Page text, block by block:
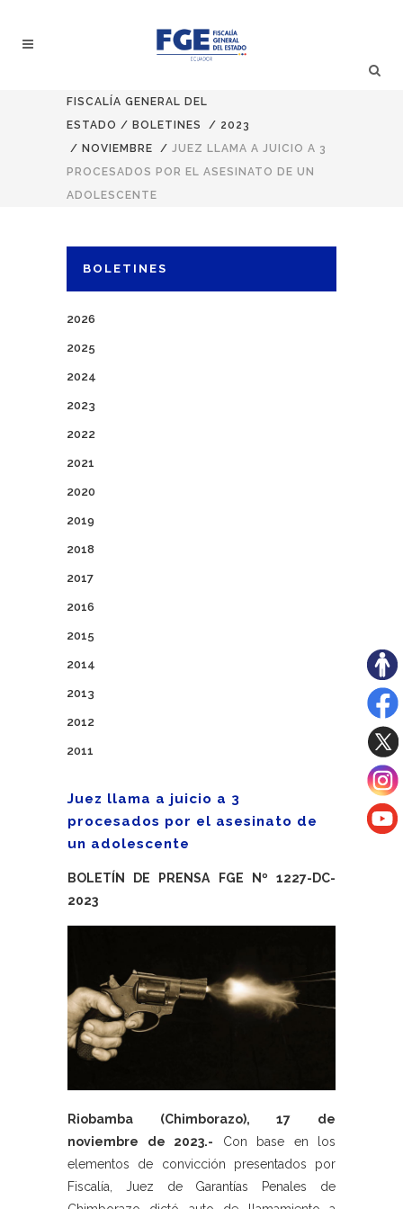
FISCALÍA GENERAL DEL
ESTADO / BOLETINES / 2023
/ NOVIEMBRE / JUEZ LLAMA A JUICIO A 3
PROCESADOS POR EL ASESINATO DE UN
ADOLESCENTE
BOLETINES
2026
2025
2024
2023
2022
2021
2020
2019
2018
2017
2016
2015
2014
2013
2012
2011
Juez llama a juicio a 3
procesados por el asesinato de
un adolescente
BOLETÍN DE PRENSA FGE Nº 1227-DC-
2023
Riobamba (Chimborazo), 17 de
noviembre de 2023.- Con base en los
elementos de convicción presentados por
Fiscalía, Juez de Garantías Penales de